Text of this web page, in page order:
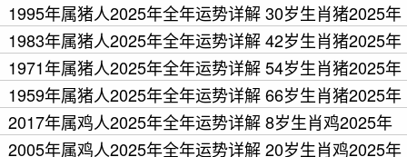
每月运程 >>
1995年属猪人2025年全年运势详解 30岁生肖猪2025年
每月运程 >>
1983年属猪人2025年全年运势详解 42岁生肖猪2025年
每月运程 >>
1971年属猪人2025年全年运势详解 54岁生肖猪2025年
每月运程 >>
1959年属猪人2025年全年运势详解 66岁生肖猪2025年
每月运程 >>
2017年属鸡人2025年全年运势详解 8岁生肖鸡2025年
每月运程 >>
2005年属鸡人2025年全年运势详解 20岁生肖鸡2025年